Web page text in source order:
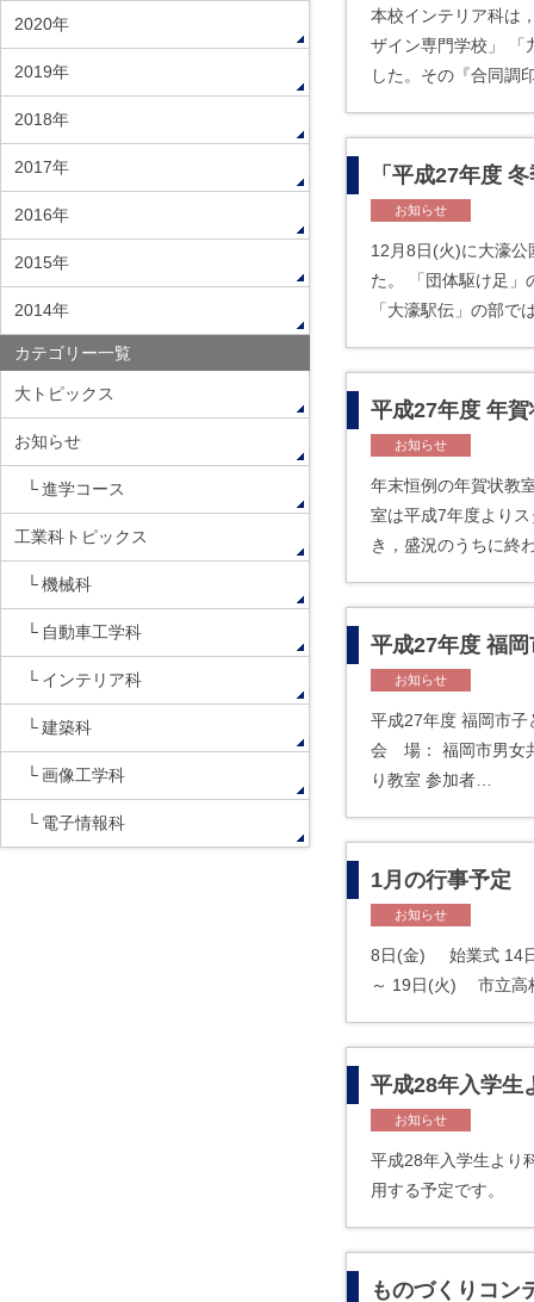
本校インテリア科は
ザイン専門学校」 「
した。その『合同調
「平成27年度
お知らせ
12月8日(火)に大濠
た。 「団体駆け足」
「大濠駅伝」の部で
平成27年度 年
お知らせ
年末恒例の年賀状教
室は平成7年度より
き，盛況のうちに終
平成27年度 福
お知らせ
平成27年度 福岡市
会 場： 福岡市男女
り教室 参加者…
1月の行事予定
お知らせ
8日(金) 始業式 14
～ 19日(火) 市立高
平成28年入学生
お知らせ
平成28年入学生より
用する予定です。
ものづくりコン
2020年
2019年
2018年
2017年
2016年
2015年
2014年
カテゴリー一覧
大トピックス
お知らせ
進学コース
工業科トピックス
機械科
自動車工学科
インテリア科
建築科
画像工学科
電子情報科